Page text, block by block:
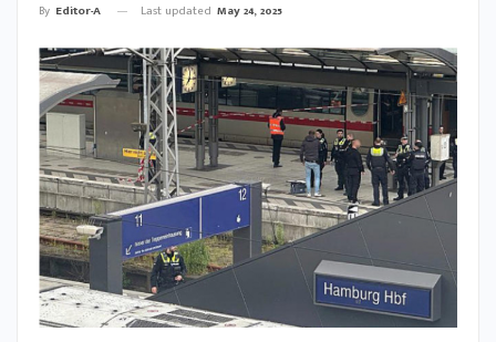
By Editor-A Last updated May 24, 2025